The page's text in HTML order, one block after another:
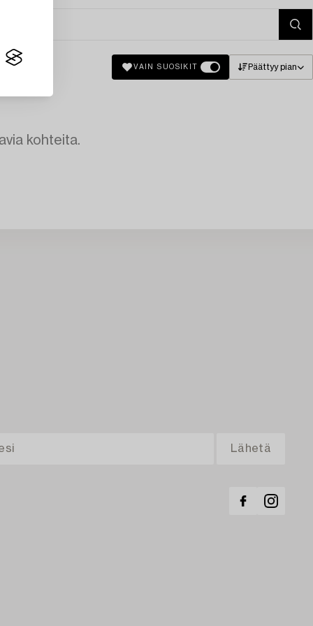
VAIN SUOSIKIT Päättyy pian
kohteita.